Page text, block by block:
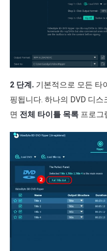
2 단계. 기본적으로 모든 타
핑됩니다. 하나의 DVD 디
면 전체 타이틀 목록 프로그